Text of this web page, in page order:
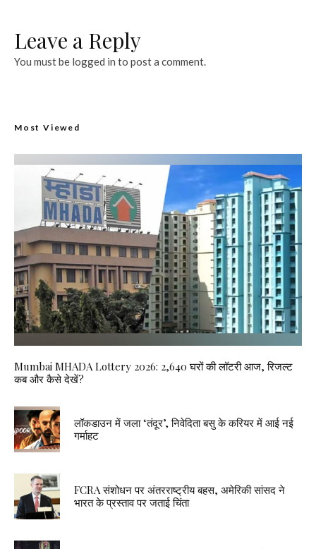
Leave a Reply
You must be logged in to post a comment.
Most Viewed
Mumbai MHADA Lottery 2026: 2,640 घरों की लॉटरी आज, रिजल्ट
कब और कैसे देखें?
लॉकडाउन में जला ‘तंदूर’, निवेदिता बसु के करियर में आई नई
गर्माहट
FCRA संशोधन पर अंतरराष्ट्रीय बहस, अमेरिकी सांसद ने
भारत के प्रस्ताव पर जताई चिंता